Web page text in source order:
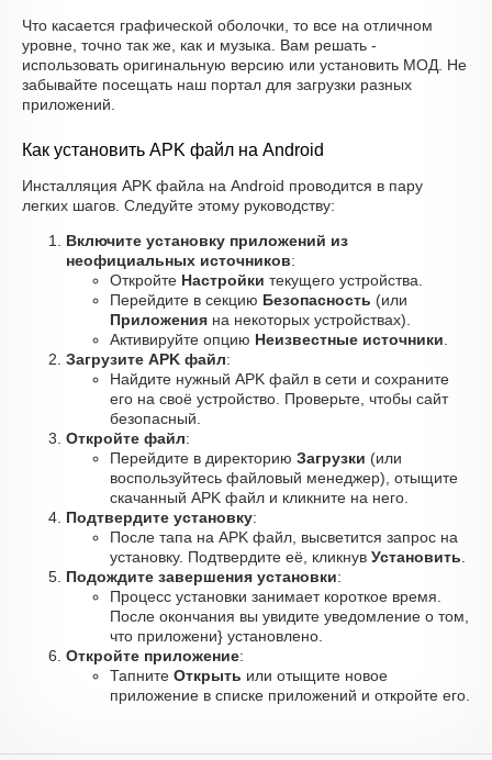
Что касается графической оболочки, то все на отличном
уровне, точно так же, как и музыка. Вам решать -
использовать оригинальную версию или установить МОД. Не
забывайте посещать наш портал для загрузки разных
приложений.
Как установить APK файл на Android
Инсталляция APK файла на Android проводится в пару
легких шагов. Следуйте этому руководству:
Включите установку приложений из
неофициальных источников:
Откройте Настройки текущего устройства.
Перейдите в секцию Безопасность (или
Приложения на некоторых устройствах).
Активируйте опцию Неизвестные источники
Загрузите APK файл:
Найдите нужный APK файл в сети и сохраните
его на своё устройство. Проверьте, чтобы сайт
безопасный.
Откройте файл:
Перейдите в директорию Загрузки (или
воспользуйтесь файловый менеджер), отыщите
скачанный APK файл и кликните на него.
Подтвердите установку:
После тапа на APK файл, высветится запрос на
установку. Подтвердите её, кликнув Установить
Подождите завершения установки:
Процесс установки занимает короткое время.
После окончания вы увидите уведомление о том,
что приложени} установлено.
Откройте приложение:
Тапните Открыть или отыщите новое
приложение в списке приложений и откройте его.